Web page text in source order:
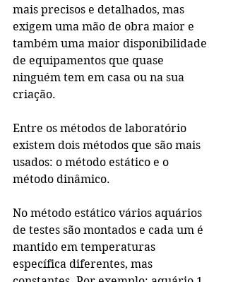
mais precisos e detalhados, mas
exigem uma mão de obra maior e
também uma maior disponibilidade
de equipamentos que quase
ninguém tem em casa ou na sua
criação.
Entre os métodos de laboratório
existem dois métodos que são mais
usados: o método estático e o
método dinâmico.
No método estático vários aquários
de testes são montados e cada um é
mantido em temperaturas
específica diferentes, mas